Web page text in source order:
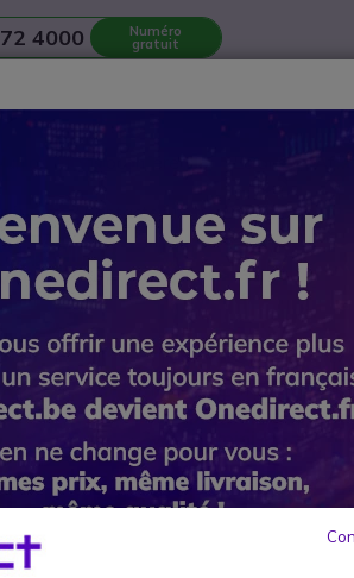
4000 Numéro
gratuit
Ecrans et
réunion? Contactez notre Service
S40
Yealink
Réf. produit: YEAMVCS40 //
Système natif
vidéo, mini-PC et
Ce produit n’est
Ce produit a été